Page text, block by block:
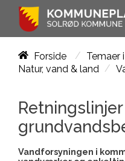
Forside / Temaer
Natur, vand & land /
Vandforsyningen i